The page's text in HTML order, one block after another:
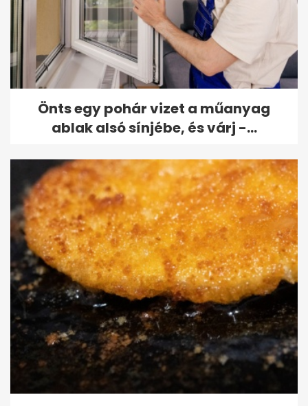
Önts egy pohár vizet a műanyag
ablak alsó sínjébe, és várj -...